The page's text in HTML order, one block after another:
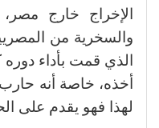
الإخراج خارج
والسخرية من
الذي قمت بأداء دوره
لهذا فهو يقدم على